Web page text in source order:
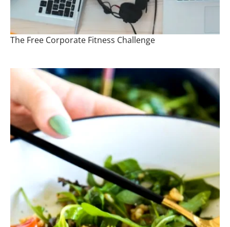
The Free Corporate Fitness Challenge